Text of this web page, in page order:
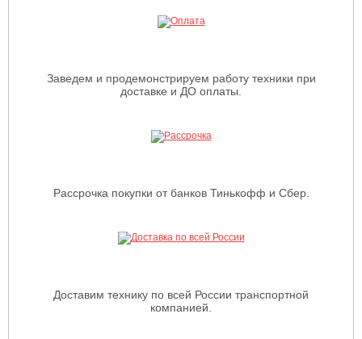
Заведем и продемонстрируем работу техники при
доставке и ДО оплаты.
Рассрочка покупки от банков Тинькофф и Сбер.
Доставим технику по всей России транспортной
компанией.